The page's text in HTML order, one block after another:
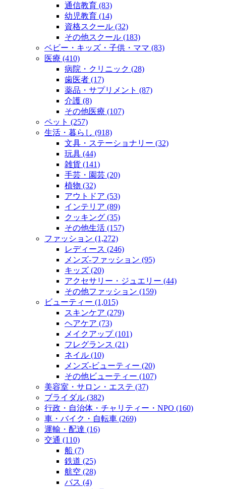
通信教育 (83)
幼児教育 (14)
資格スクール (32)
その他スクール (183)
ベビー・キッズ・子供・ママ (83)
医療 (410)
病院・クリニック (28)
歯医者 (17)
薬品・サプリメント (87)
介護 (8)
その他医療 (107)
ペット (257)
生活・暮らし (918)
文具・ステーショナリー (32)
玩具 (44)
雑貨 (141)
手芸・園芸 (20)
植物 (32)
アウトドア (53)
インテリア (89)
クッキング (35)
その他生活 (157)
ファッション (1,272)
レディース (246)
メンズ‐ファッション (95)
キッズ (20)
アクセサリー・ジュエリー (44)
その他ファッション (159)
ビューティー (1,015)
スキンケア (279)
ヘアケア (73)
メイクアップ (101)
フレグランス (21)
ネイル (10)
メンズ‐ビューティー (20)
その他ビューティー (107)
美容室・サロン・エステ (37)
ブライダル (382)
行政・自治体・チャリティー・NPO (160)
車・バイク・自転車 (269)
運輸・配達 (16)
交通 (110)
船 (7)
鉄道 (25)
航空 (28)
バス (4)